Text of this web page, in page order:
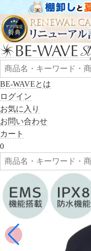
BE-WAVEとは
ログイン
お気に入り
お問い合わせ
カート
0